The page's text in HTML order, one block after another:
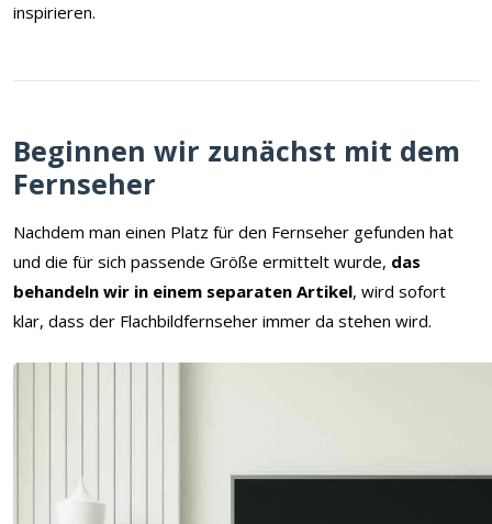
inspirieren.
Beginnen wir zunächst mit dem
Fernseher
Nachdem man einen Platz für den Fernseher gefunden hat
und die für sich passende Größe ermittelt wurde, das
behandeln wir in einem separaten Artikel, wird sofort
klar, dass der Flachbildfernseher immer da stehen wird.